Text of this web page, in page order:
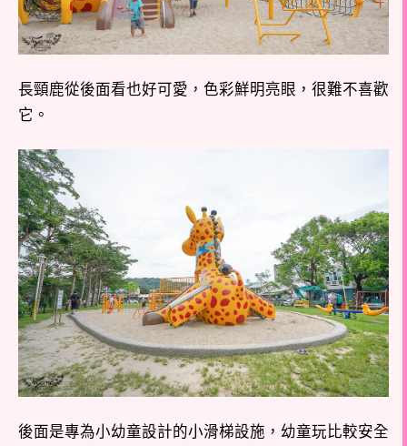
長頸鹿從後面看也好可愛，色彩鮮明亮眼，很難不喜歡
它。
後面是專為小幼童設計的小滑梯設施，幼童玩比較安全